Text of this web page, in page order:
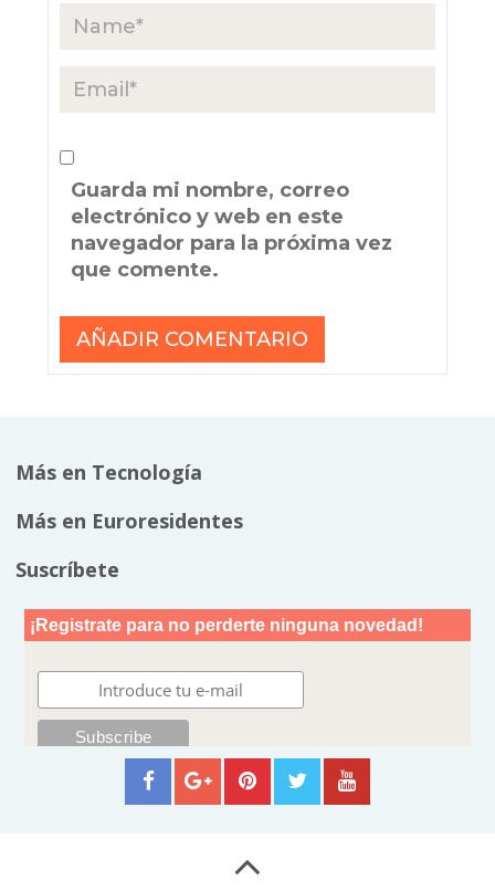
Guarda mi nombre, correo
electrónico y web en este
navegador para la próxima vez
que comente.
Más en Tecnología
Más en Euroresidentes
Suscríbete